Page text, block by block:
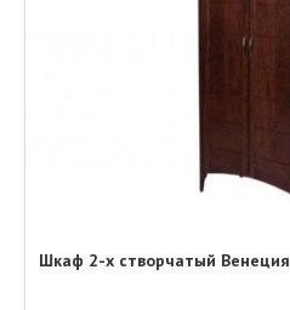
Шкаф 2-х створчатый Венеция